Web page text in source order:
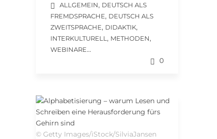
ALLGEMEIN, DEUTSCH ALS
FREMDSPRACHE, DEUTSCH ALS
ZWEITSPRACHE, DIDAKTIK,
INTERKULTURELL , METHODEN,
WEBINARE...
0
© Getty Images/iStock/SilviaJansen